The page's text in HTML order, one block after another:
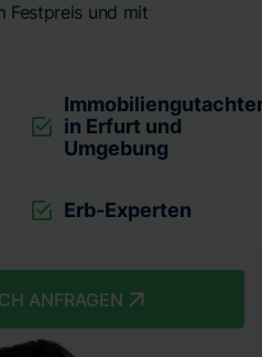
Festpreis und mit
in Erfurt und
Umgebung
Erb-Experten
ANFRAGEN